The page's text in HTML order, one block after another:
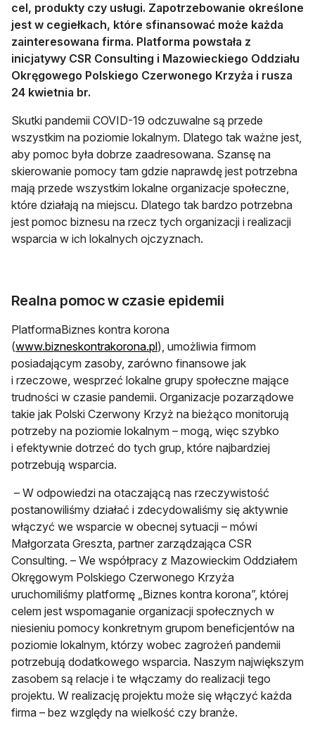
cel, produkty czy usługi. Zapotrzebowanie określone
jest w cegiełkach, które sfinansować może każda
zainteresowana firma. Platforma powstała z
inicjatywy CSR Consulting i Mazowieckiego Oddziału
Okręgowego Polskiego Czerwonego Krzyża i rusza
24 kwietnia br.
Skutki pandemii COVID-19 odczuwalne są przede
wszystkim na poziomie lokalnym. Dlatego tak ważne jest,
aby pomoc była dobrze zaadresowana. Szansę na
skierowanie pomocy tam gdzie naprawdę jest potrzebna
mają przede wszystkim lokalne organizacje społeczne,
które działają na miejscu. Dlatego tak bardzo potrzebna
jest pomoc biznesu na rzecz tych organizacji i realizacji
wsparcia w ich lokalnych ojczyznach.
Realna pomoc w czasie epidemii
PlatformaBiznes kontra korona
(www.bizneskontrakorona.plotwiera się w nowej karcie
), umożliwia firmom
posiadającym zasoby, zarówno finansowe jak
i rzeczowe, wesprzeć lokalne grupy społeczne mające
trudności w czasie pandemii. Organizacje pozarządowe
takie jak Polski Czerwony Krzyż na bieżąco monitorują
potrzeby na poziomie lokalnym – mogą, więc szybko
i efektywnie dotrzeć do tych grup, które najbardziej
potrzebują wsparcia.
– W odpowiedzi na otaczającą nas rzeczywistość
postanowiliśmy działać i zdecydowaliśmy się aktywnie
włączyć we wsparcie w obecnej sytuacji – mówi
Małgorzata Greszta, partner zarządzająca CSR
Consulting. – We współpracy z Mazowieckim Oddziałem
Okręgowym Polskiego Czerwonego Krzyża
uruchomiliśmy platformę „Biznes kontra korona”, której
celem jest wspomaganie organizacji społecznych w
niesieniu pomocy konkretnym grupom beneficjentów na
poziomie lokalnym, którzy wobec zagrożeń pandemii
potrzebują dodatkowego wsparcia. Naszym największym
zasobem są relacje i te włączamy do realizacji tego
projektu. W realizację projektu może się włączyć każda
firma – bez względy na wielkość czy branże.